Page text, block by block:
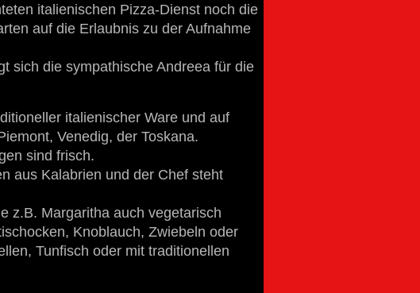
italienischen Pizza-Dienst noch die
auf die Erlaubnis zu der Aufnahme
sich die sympathische Andreea für die
italienischer Ware und auf
Venedig, der Toskana.
sind frisch.
aus Kalabrien und der Chef steht
z.B. Margaritha auch vegetarisch
Knoblauch, Zwiebeln oder
Tunfisch oder mit traditionellen